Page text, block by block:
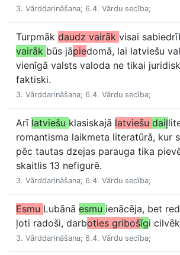
3. Vārddarināšana; 6.4. Vārdu secība;
Turpmāk daudz vairāk visai
vairāk būs jāpiedomā, lai latviešu
vienīgā valsts valoda ne tikai
faktiski.
3. Vārddarināšana; 6.4. Vārdu secība;
Arī latviešu klasiskajā latviešu daiļ
romantisma laikmeta literatūrā, kur
pēc tautas dzejas parauga tika
skaitlis 13 nefigurē.
3. Vārddarināšana; 6.4. Vārdu secība;
Esmu Lubānā esmu ienācēja, bet
ļoti radoši, darboties gribošīgi
3. Vārddarināšana; 6.4. Vārdu secība;